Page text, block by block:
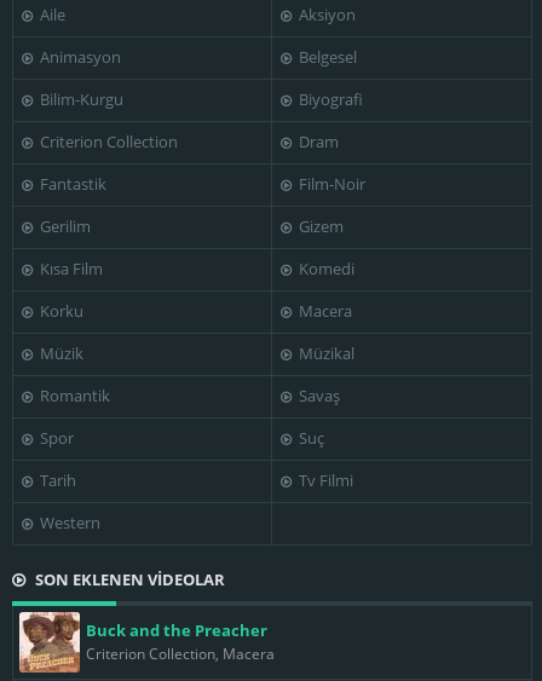
Aile
Aksiyon
Animasyon
Belgesel
Bilim-Kurgu
Biyografi
Criterion Collection
Dram
Fantastik
Film-Noir
Gerilim
Gizem
Kısa Film
Komedi
Korku
Macera
Müzik
Müzikal
Romantik
Savaş
Spor
Suç
Tarih
Tv Filmi
Western
SON EKLENEN VİDEOLAR
Buck and the Preacher
Criterion Collection, Macera